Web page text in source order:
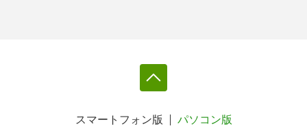
スマートフォン版 パソコン版